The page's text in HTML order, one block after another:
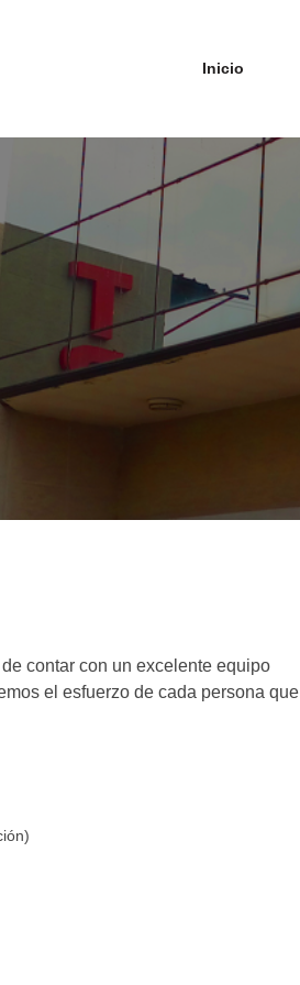
Inicio
contar con un excelente equipo
el esfuerzo de cada persona que